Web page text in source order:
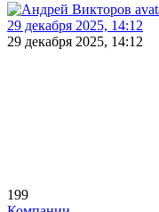
29 декабря 2025, 14:12
29 декабря 2025, 14:12
199